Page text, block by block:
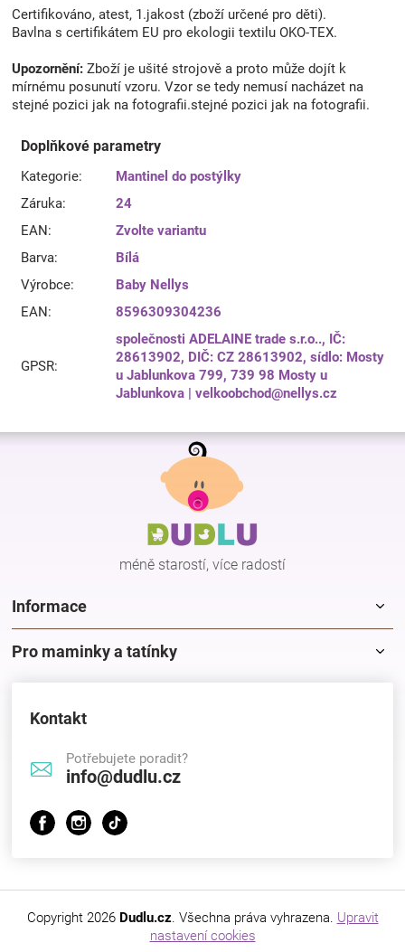
Certifikováno, atest, 1.jakost (zboží určené pro děti).
Bavlna s certifikátem EU pro ekologii textilu OKO-TEX.
Upozornění: Zboží je ušité strojově a proto může dojít k
mírnému posunutí vzoru. Vzor se tedy nemusí nacházet na
stejné pozici jak na fotografii.stejné pozici jak na fotografii.
Doplňkové parametry
Kategorie:
Mantinel do postýlky
Záruka:
24
EAN:
Zvolte variantu
Barva:
Bílá
Výrobce:
Baby Nellys
EAN: 8596309304236
GPSR:
společnosti ADELAINE trade s.r.o.., IČ:
28613902, DIČ: CZ 28613902, sídlo: Mosty
u Jablunkova 799, 739 98 Mosty u
Jablunkova | velkoobchod@nellys.cz
Z
méně starostí, více radostí
Informace
Pro maminky a tatínky
Kontakt
Potřebujete poradit?
info@dudlu.cz
Copyright 2026 Dudlu.cz. Všechna práva vyhrazena. Upravit
nastavení cookies